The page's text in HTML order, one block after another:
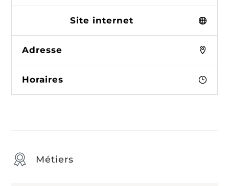
Site internet
Adresse
Horaires
Métiers